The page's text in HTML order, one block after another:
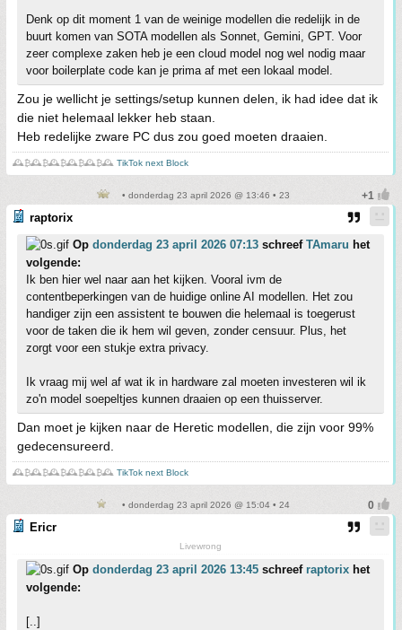
Denk op dit moment 1 van de weinige modellen die redelijk in de
buurt komen van SOTA modellen als Sonnet, Gemini, GPT. Voor
zeer complexe zaken heb je een cloud model nog wel nodig maar
voor boilerplate code kan je prima af met een lokaal model.
Zou je wellicht je settings/setup kunnen delen, ik had idee dat ik
die niet helemaal lekker heb staan.
Heb redelijke zware PC dus zou goed moeten draaien.
🕰️₿🕰️₿🕰️₿🕰️₿🕰️₿🕰️ TikTok next Block
• donderdag 23 april 2026 @ 13:46 • 23
raptorix
Op donderdag 23 april 2026 07:13 schreef TAmaru het
volgende:
Ik ben hier wel naar aan het kijken. Vooral ivm de
contentbeperkingen van de huidige online AI modellen. Het zou
handiger zijn een assistent te bouwen die helemaal is toegerust
voor de taken die ik hem wil geven, zonder censuur. Plus, het
zorgt voor een stukje extra privacy.
Ik vraag mij wel af wat ik in hardware zal moeten investeren wil ik
zo'n model soepeltjes kunnen draaien op een thuisserver.
Dan moet je kijken naar de Heretic modellen, die zijn voor 99%
gedecensureerd.
🕰️₿🕰️₿🕰️₿🕰️₿🕰️₿🕰️ TikTok next Block
• donderdag 23 april 2026 @ 15:04 • 24
Ericr
Livewrong
Op donderdag 23 april 2026 13:45 schreef raptorix het
volgende:
[..]